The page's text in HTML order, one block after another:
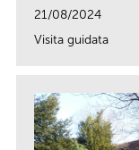
21/08/2024
Visita guidata